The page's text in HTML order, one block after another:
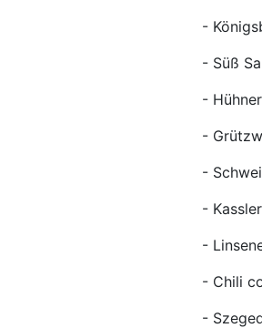
-
- Süß
-
- Grützwurst
-
- Kassler mit
-
- Chili con
- Szegediner